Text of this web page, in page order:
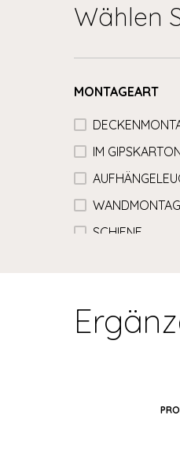
Wählen
MONTAGEART
IM
SCHIENE